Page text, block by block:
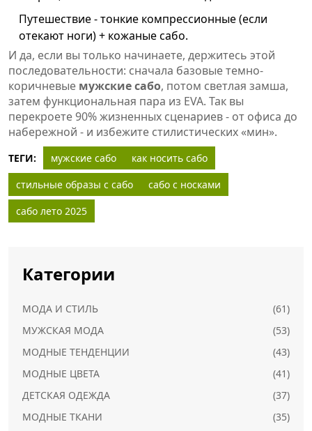
Путешествие - тонкие компрессионные (если
отекают ноги) + кожаные сабо.
И да, если вы только начинаете, держитесь этой
последовательности: сначала базовые темно-
коричневые мужские сабо, потом светлая замша,
затем функциональная пара из EVA. Так вы
перекроете 90% жизненных сценариев - от офиса до
набережной - и избежите стилистических «мин».
ТЕГИ: мужские сабо
как носить сабо
стильные образы с сабо
сабо с носками
сабо лето 2025
Категории
МОДА И СТИЛЬ
(61)
МУЖСКАЯ МОДА
(53)
МОДНЫЕ ТЕНДЕНЦИИ
(43)
МОДНЫЕ ЦВЕТА
(41)
ДЕТСКАЯ ОДЕЖДА
(37)
МОДНЫЕ ТКАНИ
(35)